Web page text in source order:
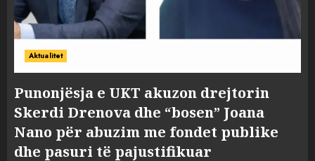
Aktualitet
Punonjësja e UKT akuzon drejtorin
Skerdi Drenova dhe “bosen” Joana
Nano për abuzim me fondet publike
dhe pasuri të pajustifikuar